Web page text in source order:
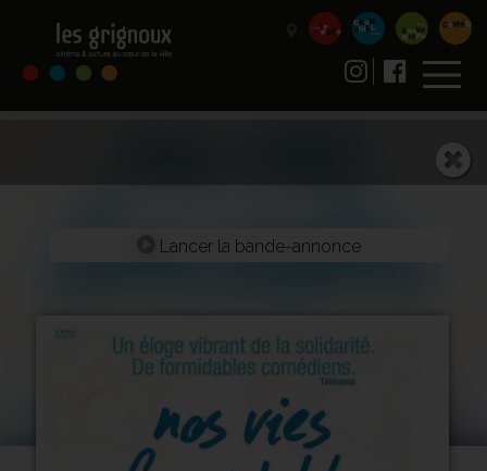
Lancer la bande-annonce